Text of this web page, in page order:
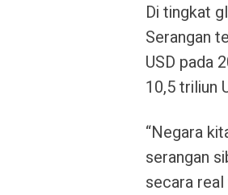
Di tingkat
Serangan
USD pada
10,5 triliun
“Negara
serangan
secara